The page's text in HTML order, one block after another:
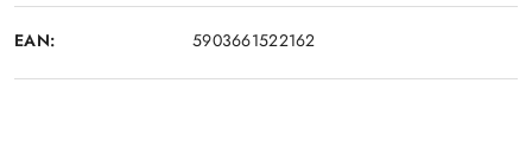
EAN: 5903661522162